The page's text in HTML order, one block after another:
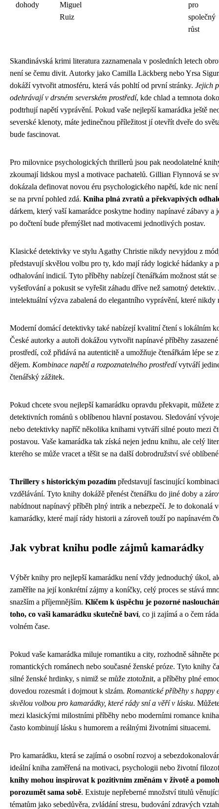
dohody
Miguel
Ruiz
pro
společný
růst
Skandinávská krimi literatura zaznamenala v posledních letech
není se čemu divit. Autorky jako Camilla Läckberg nebo Yrsa
dokáží vytvořit atmosféru, která vás pohltí od první stránky. Jejich
odehrávají v drsném severském prostředí, kde chlad a temnota
podtrhují napětí vyprávění. Pokud vaše nejlepší kamarádka ještě
severské klenoty, máte jedinečnou příležitost jí otevřít dveře do
bude fascinovat.
Pro milovnice psychologických thrillerů jsou pak neodolatelné
zkoumají lidskou mysl a motivace pachatelů. Gillian Flynnová se
dokázala definovat novou éru psychologického napětí, kde nic
se na první pohled zdá. Kniha plná zvratů a překvapivých
dárkem, který vaší kamarádce poskytne hodiny napínavé zábavy a
po dočtení bude přemýšlet nad motivacemi jednotlivých postav.
Klasické detektivky ve stylu Agathy Christie nikdy nevyjdou z
představují skvělou volbu pro ty, kdo mají rády logické hádanky a
odhalování indicií. Tyto příběhy nabízejí čtenářkám možnost stát se
vyšetřování a pokusit se vyřešit záhadu dříve než samotný detektiv.
intelektuální výzva zabalená do elegantního vyprávění, které nikdy
Moderní domácí detektivky také nabízejí kvalitní čtení s lokálním
České autorky a autoři dokážou vytvořit napínavé příběhy
prostředí, což přidává na autenticitě a umožňuje čtenářkám lépe se
dějem. Kombinace napětí a rozpoznatelného prostředívytváří
čtenářský zážitek.
Pokud chcete svou nejlepší kamarádku opravdu překvapit, můžete
detektivních románů s oblíbenou hlavní postavou. Sledování
nebo detektivky napříč několika knihami vytváří silné pouto mezi
postavou. Vaše kamarádka tak získá nejen jednu knihu, ale celý
kterého se může vracet a těšit se na další dobrodružství své
Thrillery s historickým pozadím představují fascinující
vzdělávání. Tyto knihy dokážě přenést čtenářku do jiné doby a
nabídnout napínavý příběh plný intrik a nebezpečí. Je to dokonalá
kamarádky, které mají rády historii a zároveň touží po napínavém
Jak vybrat knihu podle zájmů kamarádky
Výběr knihy pro nejlepší kamarádku není vždy jednoduchý úkol,
zaměříte na její konkrétní zájmy a koníčky, celý proces se stává
snazším a příjemnějším. Klíčem k úspěchu je pozorné
toho, co vaši kamarádku skutečně baví, co ji zajímá a o čem
volném čase.
Pokud vaše kamarádka miluje romantiku a city, rozhodně sáhněte
romantických románech nebo současné ženské próze. Tyto knihy
silné ženské hrdinky, s nimiž se může ztotožnit, a příběhy plné
dovedou rozesmát i dojmout k slzám. Romantické příběhy s happy
skvělou volbou pro kamarádky, které rády sní a věří v lásku.
mezi klasickými milostními příběhy nebo moderními romance
často kombinují lásku s humorem a reálnými životními situacemi.
Pro kamarádku, která se zajímá o osobní rozvoj a
ideální kniha zaměřená na motivaci, psychologii nebo životní
knihy mohou inspirovat k pozitivním změnám v životě a
porozumět sama sobě. Existuje nepřeberné množství titulů
tématům jako sebedůvěra, zvládání stresu, budování zdravých